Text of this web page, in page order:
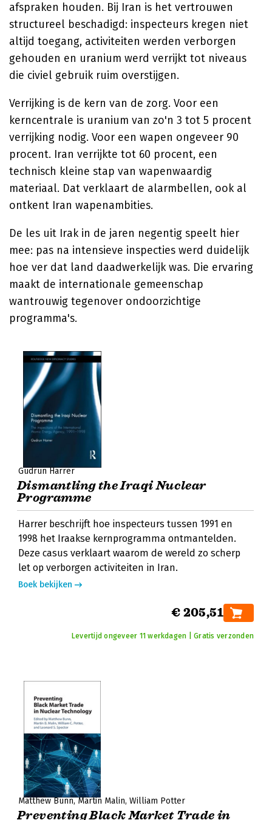
afspraken houden. Bij Iran is het vertrouwen
structureel beschadigd: inspecteurs kregen niet
altijd toegang, activiteiten werden verborgen
gehouden en uranium werd verrijkt tot niveaus
die civiel gebruik ruim overstijgen.
Verrijking is de kern van de zorg. Voor een
kerncentrale is uranium van zo'n 3 tot 5 procent
verrijking nodig. Voor een wapen ongeveer 90
procent. Iran verrijkte tot 60 procent, een
technisch kleine stap van wapenwaardig
materiaal. Dat verklaart de alarmbellen, ook al
ontkent Iran wapenambities.
De les uit Irak in de jaren negentig speelt hier
mee: pas na intensieve inspecties werd duidelijk
hoe ver dat land daadwerkelijk was. Die ervaring
maakt de internationale gemeenschap
wantrouwig tegenover ondoorzichtige
programma's.
Gudrun Harrer
Dismantling the Iraqi Nuclear
Programme
Harrer beschrijft hoe inspecteurs tussen 1991 en
1998 het Iraakse kernprogramma ontmantelden.
Deze casus verklaart waarom de wereld zo scherp
let op verborgen activiteiten in Iran.
Boek bekijken
€ 205,51
Levertijd ongeveer 11 werkdagen | Gratis verzonden
Matthew Bunn Martin Malin William Potter
Preventing Black Market Trade in